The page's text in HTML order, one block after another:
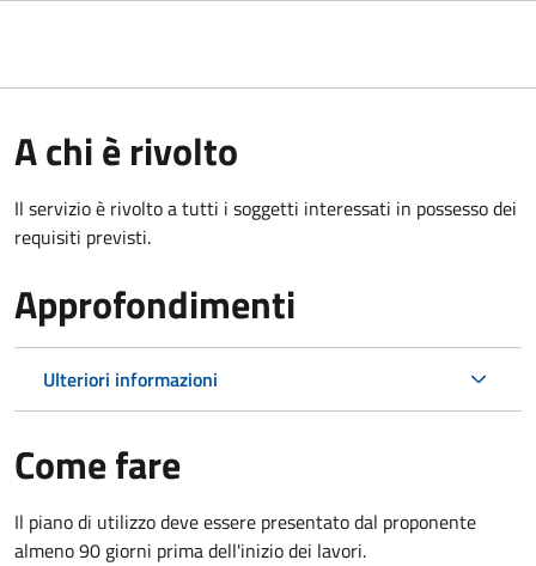
A chi è rivolto
Il servizio è rivolto a tutti i soggetti interessati in possesso dei
requisiti previsti.
Approfondimenti
Ulteriori informazioni
Come fare
Il piano di utilizzo deve essere presentato dal proponente
almeno 90 giorni prima dell'inizio dei lavori.